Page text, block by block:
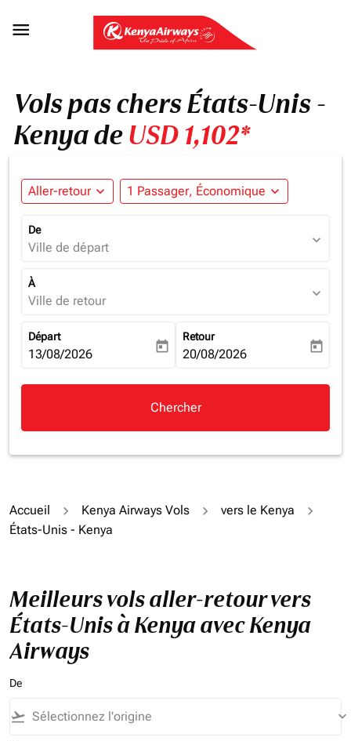

Vols pas chers États-Unis -
Kenya deUSD 1,102*
Aller-retour expand_more 1 Passager, Économique expand_more
De
Ville de départ expand_more
À
Ville de retour expand_more
Départ
fc-booking-departure-date-aria-label
13/08/2026 today
Retour
fc-booking-return-date-aria-
20/08/2026 today
Chercher
Accueil Kenya Airways Vols
vers le Kenya
États-Unis - Kenya
Meilleurs vols aller-retour vers
États-Unis à Kenya avec Kenya
Airways
De
flight_takeoff keyboard_arrow_down